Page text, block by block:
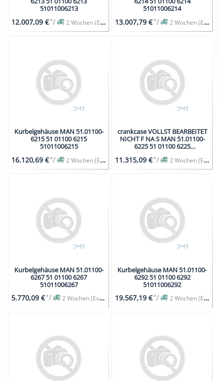
51011006213
12.007,09 €*/ 2 Wochen (Expresslieferung auf Anfrage)
51011006214
13.007,79 €*/ 2 Wochen (Expresslieferung auf Anfrage)
Kurbelgehäuse MAN 51.01100-
6215 51 01100 6215
51011006215
16.120,69 €*/ 2 Wochen (Expresslieferung auf Anfrage)
crankcase VOLLST BEARBEITET
NICHT F NA S MAN 51.01100-
6225 51 01100 6225
11.315,09 €*/ 2 Wochen (Expresslieferung auf Anfrage)
Kurbelgehäuse MAN 51.01100-
6267 51 01100 6267
51011006267
5.770,09 €*/ 2 Wochen (Expresslieferung auf Anfrage)
Kurbelgehäuse MAN 51.01100-
6292 51 01100 6292
51011006292
19.567,19 €*/ 2 Wochen (Expresslieferung auf Anfrage)